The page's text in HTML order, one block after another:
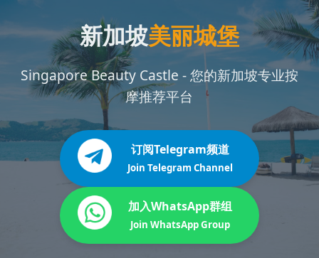
新加坡美丽城堡
Singapore Beauty Castle - 您的新加坡专业按
摩推荐平台
订阅Telegram频道
Join Telegram Channel
加入WhatsApp群组
Join WhatsApp Group